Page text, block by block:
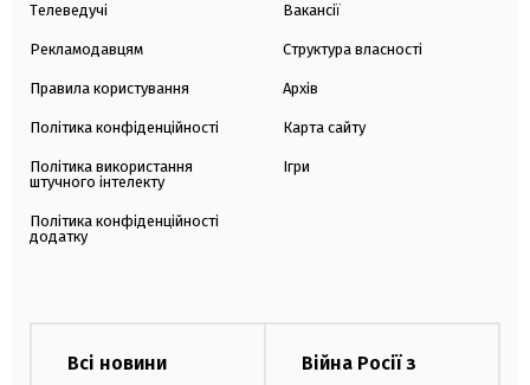
Телеведучі
Рекламодавцям
Правила користування
Політика конфіденційності
Політика використання
штучного інтелекту
Політика конфіденційності
додатку
Вакансії
Структура власності
Архів
Карта сайту
Ігри
Всі новини
Війна Росії з